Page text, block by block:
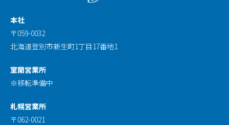
本社
〒059-0032
北海道登別市新生町1丁目17番地1
室蘭営業所
※移転準備中
札幌営業所
〒062-0021